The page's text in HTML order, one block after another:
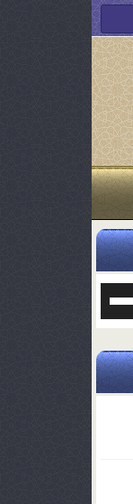
یا
صدا
کلیدهای